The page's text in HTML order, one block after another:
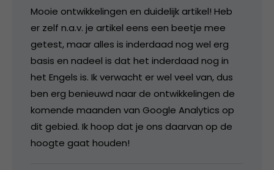
Mooie ontwikkelingen en duidelijk artikel! Heb
er zelf n.a.v. je artikel eens een beetje mee
getest, maar alles is inderdaad nog wel erg
basis en nadeel is dat het inderdaad nog in
het Engels is. Ik verwacht er wel veel van, dus
ben erg benieuwd naar de ontwikkelingen de
komende maanden van Google Analytics op
dit gebied. Ik hoop dat je ons daarvan op de
hoogte gaat houden!